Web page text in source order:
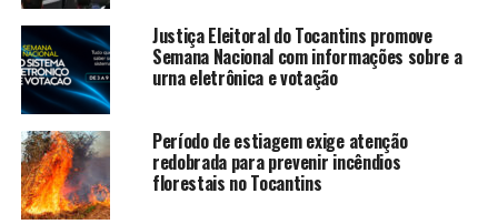
Justiça Eleitoral do Tocantins promove
Semana Nacional com informações sobre a
urna eletrônica e votação
Período de estiagem exige atenção
redobrada para prevenir incêndios
florestais no Tocantins